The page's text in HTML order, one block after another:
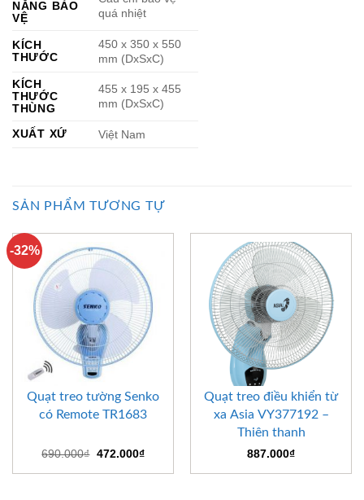
NĂNG BẢO
VỆ
quá nhiệt
KÍCH
THƯỚC
450 x 350 x 550
mm (DxSxC)
KÍCH
THƯỚC
THÙNG
455 x 195 x 455
mm (DxSxC)
XUẤT XỨ Việt Nam
SẢN PHẨM TƯƠNG TỰ
-32%
Quạt treo tường Senko
có Remote TR1683
690.000₫ Giá
là:
472.000₫Giá
tại
Quạt treo điều khiển từ
xa Asia VY377192 –
Thiên thanh
887.000₫